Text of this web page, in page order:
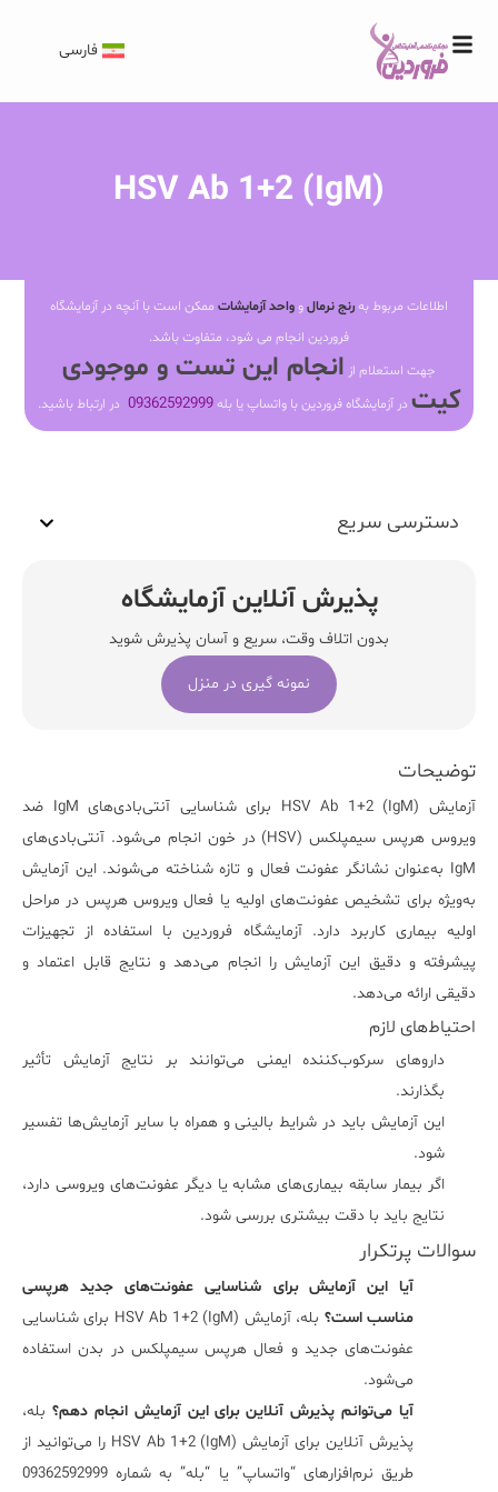
فارسی
HSV Ab 1+2 (IgM)
اطلاعات مربوط بهرنج نرمالو واحد آزمایشات ممکن است با آنچه در آزمایشگاه
فروردین انجام می شود، متفاوت باشد.
جهت استعلام از انجام این تست و موجودی
کیت در آزمایشگاه فروردین با واتساپ یا بله09362592999 در ارتباط باشید.
توضیحات
آزمایش HSV Ab 1+2 (IgM)
برای شناسایی آنتی‌بادی‌های IgM ضد
ویروس هرپس سیمپلکس (HSV) در خون انجام می‌شود. آنتی‌بادی‌های
IgM به‌عنوان نشانگر عفونت فعال و تازه شناخته می‌شوند. این آزمایش
به‌ویژه برای تشخیص عفونت‌های اولیه یا فعال ویروس هرپس در مراحل
اولیه بیماری کاربرد دارد.آزمایشگاه فروردینبا استفاده از تجهیزات
پیشرفته و دقیق این آزمایش را انجام می‌دهد و نتایج قابل اعتماد و
دقیقی ارائه می‌دهد.
احتیاط‌های لازم
داروهای سرکوب‌کننده ایمنی می‌توانند بر نتایج آزمایش تأثیر
بگذارند.
این آزمایش باید در شرایط بالینی و همراه با سایر آزمایش‌ها تفسیر
شود.
اگر بیمار سابقه بیماری‌های مشابه یا دیگر عفونت‌های ویروسی دارد،
نتایج باید با دقت بیشتری بررسی شود.
سوالات پرتکرار
آیا این آزمایش برای شناسایی عفونت‌های جدید هرپسی
مناسب است؟
بله، آزمایش HSV Ab 1+2 (IgM) برای شناسایی
عفونت‌های جدید و فعال هرپس سیمپلکس در بدن استفاده
می‌شود.
آیا می‌توانم پذیرش آنلاین برای این آزمایش انجام دهم؟ بله،
پذیرش آنلاین برای آزمایش HSV Ab 1+2 (IgM) را می‌توانید از
طریق نرم‌افزارهای “واتساپ” یا “بله” به شماره 09362592999
دسترسی سریع
پذیرش آنلاین آزمایشگاه
بدون اتلاف وقت، سریع و آسان پذیرش شوید
نمونه گیری در منزل